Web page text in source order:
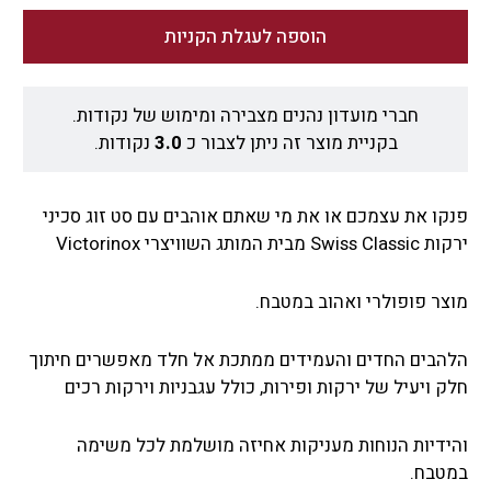
הוספה לעגלת הקניות
חברי מועדון נהנים מצבירה ומימוש של נקודות.
בקניית מוצר זה ניתן לצבור כ 3.0 נקודות.
פנקו את עצמכם או את מי שאתם אוהבים עם סט זוג סכיני
ירקות Swiss Classic מבית המותג השוויצרי Victorinox
מוצר פופולרי ואהוב במטבח.
הלהבים החדים והעמידים ממתכת אל חלד מאפשרים חיתוך
חלק ויעיל של ירקות ופירות, כולל עגבניות וירקות רכים
והידיות הנוחות מעניקות אחיזה מושלמת לכל משימה
במטבח.